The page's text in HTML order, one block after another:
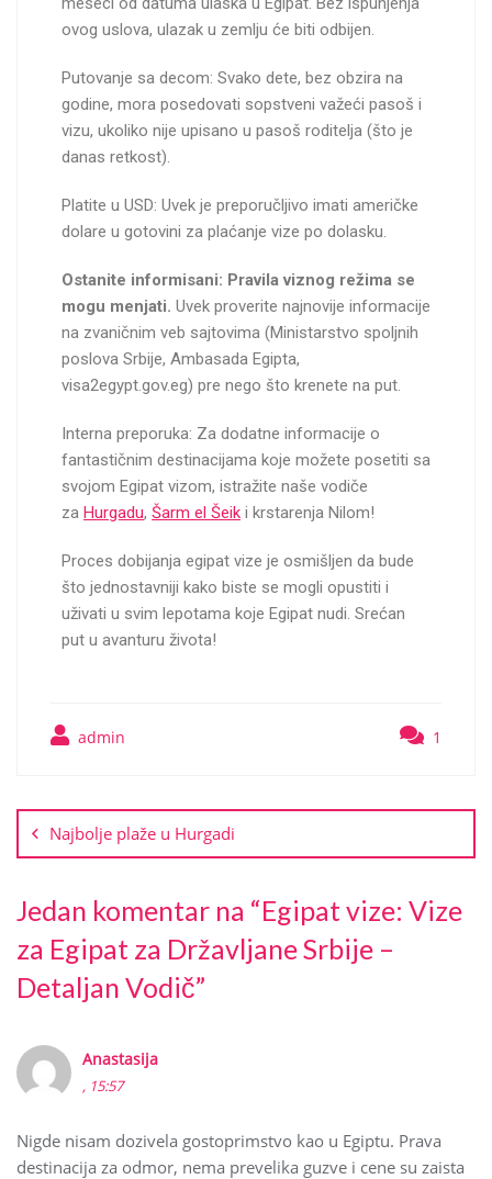
ovog uslova, ulazak u zemlju će biti odbijen.
Putovanje sa decom: Svako dete, bez obzira na
godine, mora posedovati sopstveni važeći pasoš i
vizu, ukoliko nije upisano u pasoš roditelja (što je
danas retkost).
Platite u USD: Uvek je preporučljivo imati američke
dolare u gotovini za plaćanje vize po dolasku.
Ostanite informisani: Pravila viznog režima se
mogu menjati. Uvek proverite najnovije informacije
na zvaničnim veb sajtovima (Ministarstvo spoljnih
poslova Srbije, Ambasada Egipta,
visa2egypt.gov.eg) pre nego što krenete na put.
Interna preporuka: Za dodatne informacije o
fantastičnim destinacijama koje možete posetiti sa
svojom Egipat vizom, istražite naše vodiče
za Hurgadu, Šarm el Šeik i krstarenja Nilom!
Proces dobijanja egipat vize je osmišljen da bude
što jednostavniji kako biste se mogli opustiti i
uživati u svim lepotama koje Egipat nudi. Srećan
put u avanturu života!
admin 1
Najbolje plaže u Hurgadi
Jedan komentar na “Egipat vize: Vize
za Egipat za Državljane Srbije –
Detaljan Vodič”
Anastasija
, 15:57
Nigde nisam dozivela gostoprimstvo kao u Egiptu. Prava
destinacija za odmor, nema prevelika guzve i cene su zaista